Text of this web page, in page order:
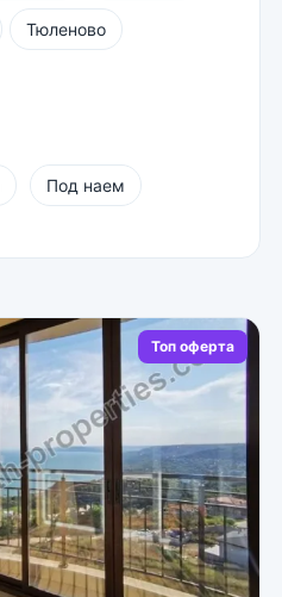
Тюленово
Под наем
Топ оферта